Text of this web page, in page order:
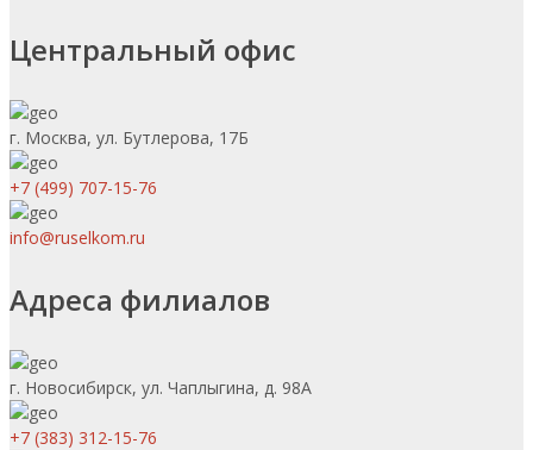
Центральный офис
г. Москва, ул. Бутлерова, 17Б
+7 (499) 707-15-76
info@ruselkom.ru
Адреса филиалов
г. Новосибирск, ул. Чаплыгина, д. 98А
+7 (383) 312-15-76